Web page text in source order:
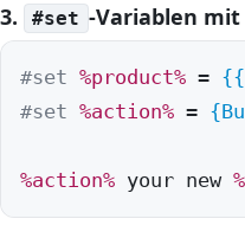
3. #set -Variablen
#set %product% = {
#set %action% =
%action% your new